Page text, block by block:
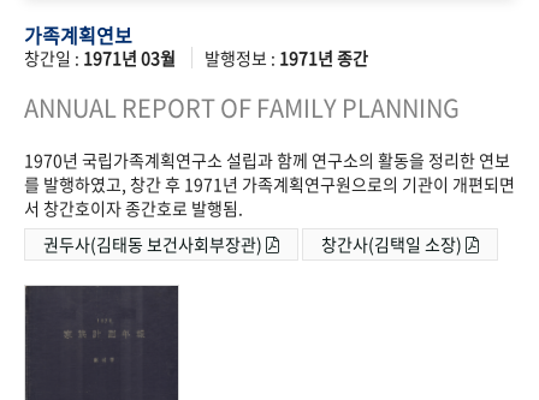
가족계획연보
창간일 : 1971년 03월 발행정보 : 1971년 종간
ANNUAL REPORT OF FAMILY PLANNING
1970년 국립가족계획연구소 설립과 함께 연구소의 활동을 정리한 연보
를 발행하였고, 창간 후 1971년 가족계획연구원으로의 기관이 개편되면
서 창간호이자 종간호로 발행됨.
권두사(김태동 보건사회부장관)
창간사(김택일 소장)